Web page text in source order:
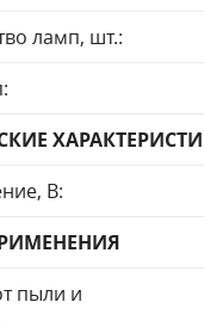
ламп, шт.:
В:
пыли и